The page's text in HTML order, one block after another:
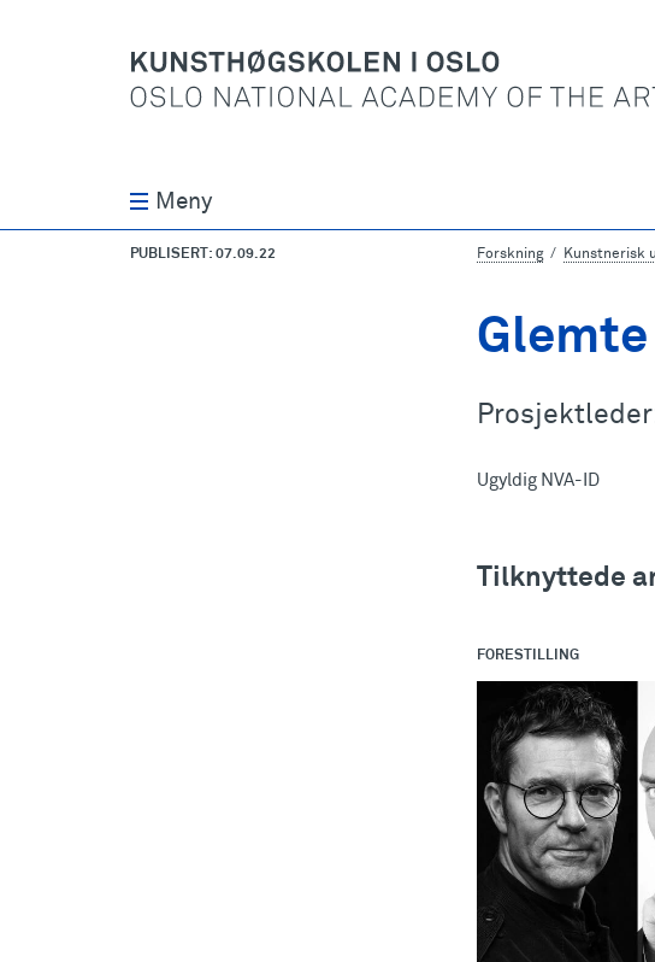
Meny
PUBLISERT: 07.09.22 Forskning Kunstnerisk
Ugyldig NVA-ID
Tilknyttede
FORESTILLING